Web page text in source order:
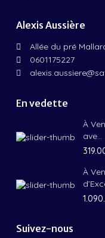
Alexis Aussière
Allée du pré
0601175227
En vedette
À
ave...
À
Suivez-nous